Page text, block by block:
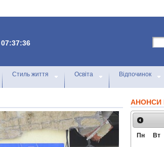
07:37:36
Стиль життя Освіта Відпочинок
АНОНСИ
Пн Вт